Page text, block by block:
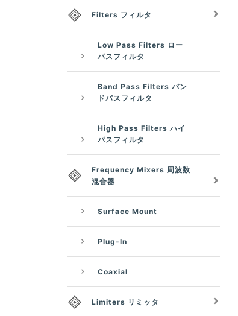
Filters フィルタ
Low Pass Filters ロー
パスフィルタ
Band Pass Filters バン
ドパスフィルタ
High Pass Filters ハイ
パスフィルタ
Frequency Mixers 周波数
混合器
Surface Mount
Plug-In
Coaxial
Limiters リミッタ